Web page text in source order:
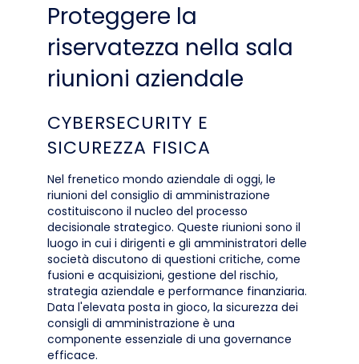
Proteggere la
riservatezza nella sala
riunioni aziendale
CYBERSECURITY E
SICUREZZA FISICA
Nel frenetico mondo aziendale di oggi, le
riunioni del consiglio di amministrazione
costituiscono il nucleo del processo
decisionale strategico. Queste riunioni sono il
luogo in cui i dirigenti e gli amministratori delle
società discutono di questioni critiche, come
fusioni e acquisizioni, gestione del rischio,
strategia aziendale e performance finanziaria.
Data l'elevata posta in gioco, la sicurezza dei
consigli di amministrazione è una
componente essenziale di una governance
efficace.